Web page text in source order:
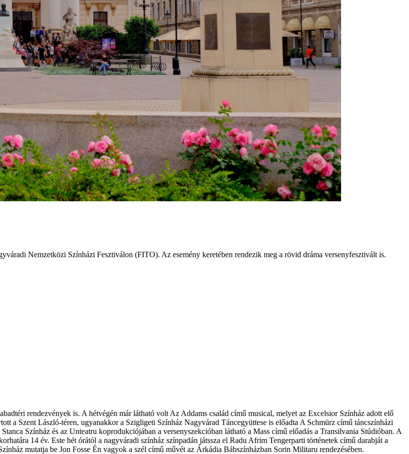
Nemzetközi Színházi Fesztiválon (FITO). Az esemény keretében rendezik meg a rövid dráma versenyfesztivált is.
rendezvények is. A hétvégén már látható volt Az Addams család című musical, melyet az Excelsior Színház adott elő
a Szent László-téren, ugyanakkor a Szigligeti Színház Nagyvárad Táncegyüttese is előadta A Schmürz című táncszínházi
Színház és az Unteatru koprodukciójában a versenyszekcióban látható a Mass című előadás a Transilvania Stúdióban. A
14 év. Este hét órától a nagyváradi színház színpadán játssza el Radu Afrim Tengerparti történetek című darabját a
mutatja be Jon Fosse Én vagyok a szél című művét az Árkádia Bábszínházban Sorin Militaru rendezésében.